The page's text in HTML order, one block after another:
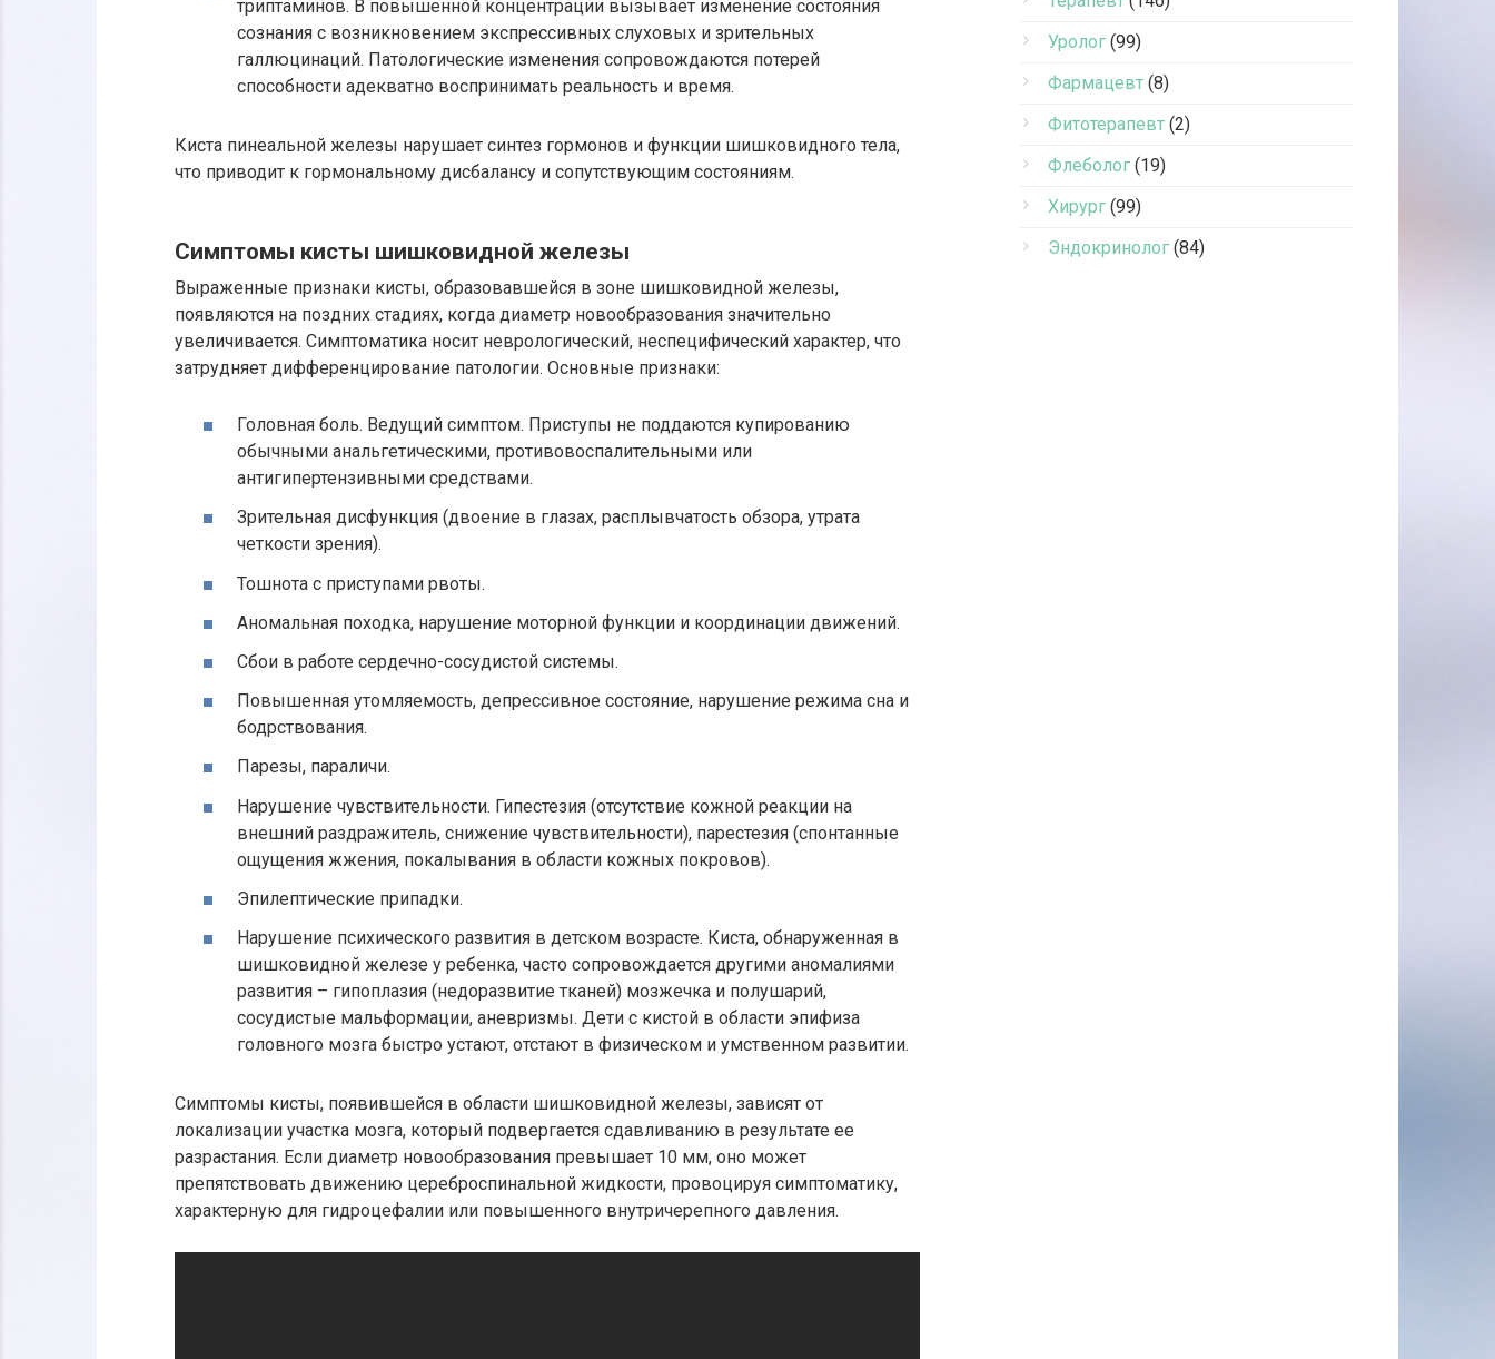
триптаминов. В повышенной концентрации вызывает изменение состояния
сознания с возникновением экспрессивных слуховых и зрительных
галлюцинаций. Патологические изменения сопровождаются потерей
способности адекватно воспринимать реальность и время.
Киста пинеальной железы нарушает синтез гормонов и функции шишковидного тела,
что приводит к гормональному дисбалансу и сопутствующим состояниям.
Симптомы кисты шишковидной железы
Выраженные признаки кисты, образовавшейся в зоне шишковидной железы,
появляются на поздних стадиях, когда диаметр новообразования значительно
увеличивается. Симптоматика носит неврологический, неспецифический характер, что
затрудняет дифференцирование патологии. Основные признаки:
Головная боль. Ведущий симптом. Приступы не поддаются купированию
обычными анальгетическими, противовоспалительными или
антигипертензивными средствами.
Зрительная дисфункция (двоение в глазах, расплывчатость обзора, утрата
четкости зрения).
Тошнота с приступами рвоты.
Аномальная походка, нарушение моторной функции и координации движений.
Сбои в работе сердечно-сосудистой системы.
Повышенная утомляемость, депрессивное состояние, нарушение режима сна и
бодрствования.
Парезы, параличи.
Нарушение чувствительности. Гипестезия (отсутствие кожной реакции на
внешний раздражитель, снижение чувствительности), парестезия (спонтанные
ощущения жжения, покалывания в области кожных покровов).
Эпилептические припадки.
Нарушение психического развития в детском возрасте. Киста, обнаруженная в
шишковидной железе у ребенка, часто сопровождается другими аномалиями
развития – гипоплазия (недоразвитие тканей) мозжечка и полушарий,
сосудистые мальформации, аневризмы. Дети с кистой в области эпифиза
головного мозга быстро устают, отстают в физическом и умственном развитии.
Симптомы кисты, появившейся в области шишковидной железы, зависят от
локализации участка мозга, который подвергается сдавливанию в результате ее
разрастания. Если диаметр новообразования превышает 10 мм, оно может
препятствовать движению цереброспинальной жидкости, провоцируя симптоматику,
характерную для гидроцефалии или повышенного внутричерепного давления.
Уролог (99)
Фармацевт (8)
Фитотерапевт (2)
Флеболог (19)
Хирург (99)
Эндокринолог (84)